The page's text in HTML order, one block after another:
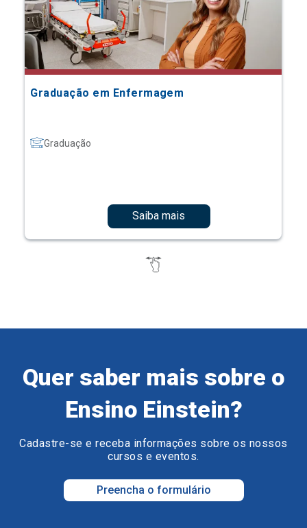
Graduação em Enfermagem
Graduação
Saiba mais
Quer saber mais sobre o
Ensino Einstein?
Cadastre-se e receba informações sobre os nossos
cursos e eventos.
Preencha o formulário